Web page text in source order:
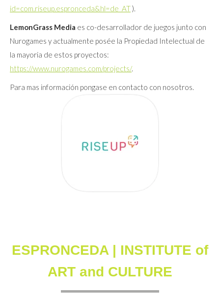
id=com.riseup.espronceda&hl=de_AT).
LemonGrass Media es co-desarrollador de juegos junto con
Nurogames y actualmente posée la Propiedad Intelectual de
la mayoria de estos proyectos:
https://www.nurogames.com/projects/.
Para mas información pongase en contacto con nosotros.
ESPRONCEDA | INSTITUTE of
ART and CULTURE